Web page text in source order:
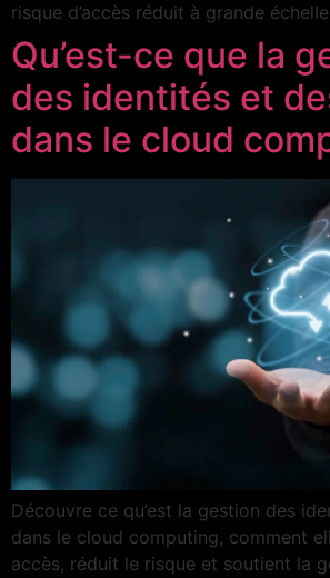
risque d’accès réduit à grande
Qu’est-ce que la
des identités et
dans le cloud
Découvre ce qu’est la gestion des
dans le cloud computing, comment
accès, réduit le risque et soutient la